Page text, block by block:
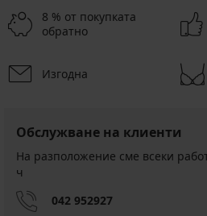
8 % от покупката
обратно
Изгодна
Обслужване на клиенти
На разположение сме всеки
ч
042 952927